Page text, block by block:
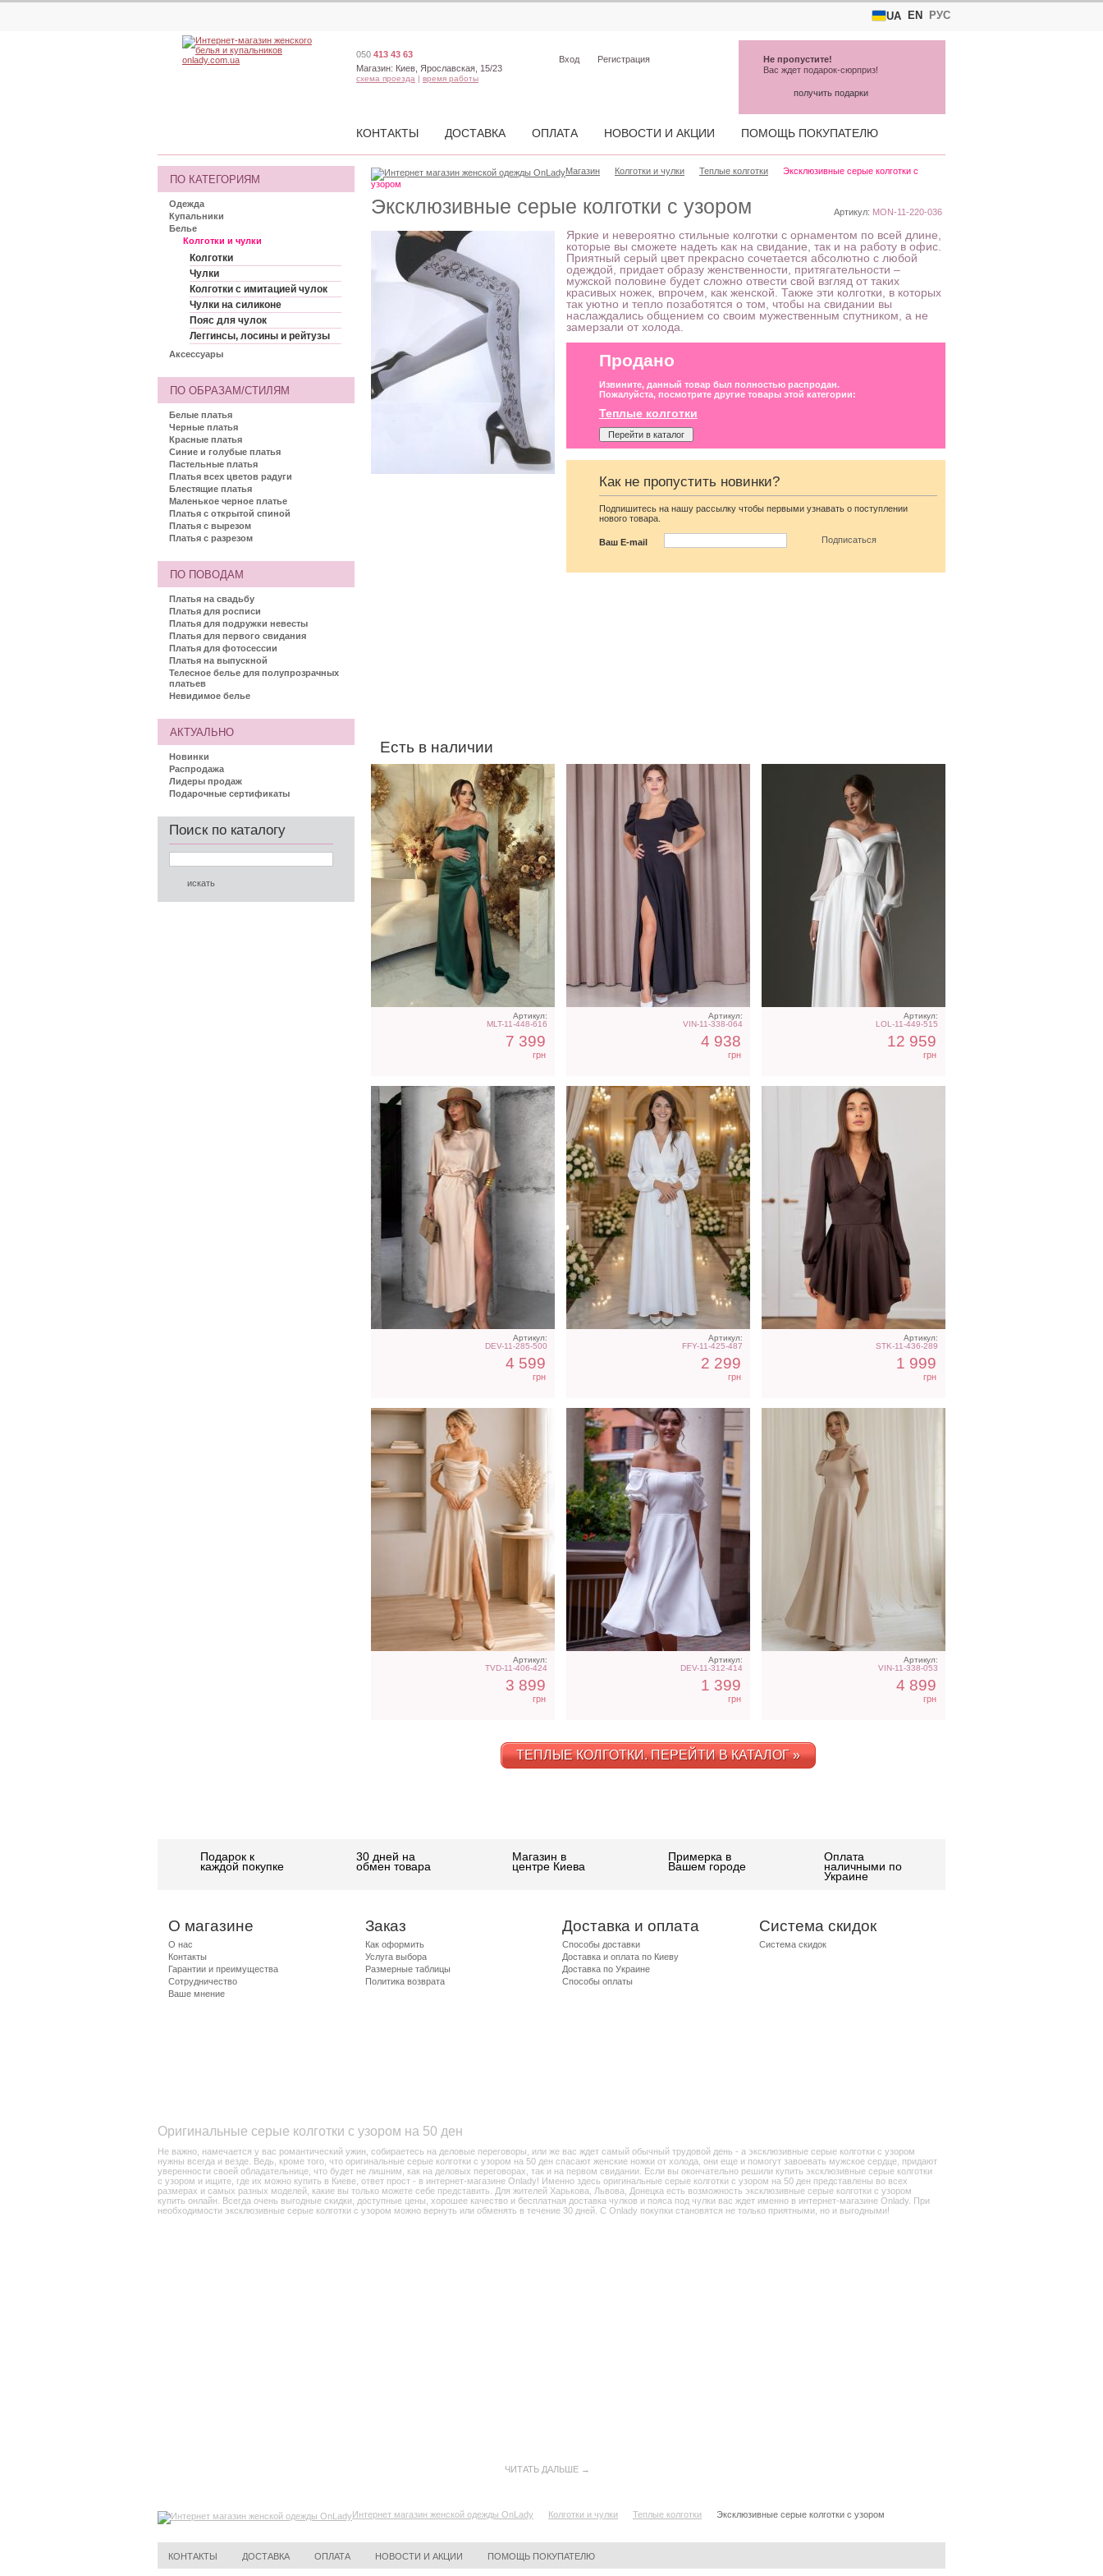
UA EN РУС
Оригинальные серые колготки с узором на 50 ден
Не важно, намечается у вас романтический ужин, собираетесь на деловые переговоры, или же вас ждет самый обычный трудовой день - а эксклюзивные серые колготки с узором
нужны всегда и везде. Ведь, кроме того, что оригинальные серые колготки с узором на 50 ден спасают женские ножки от холода, они еще и помогут завоевать мужское сердце, придают
уверенности своей обладательнице, что будет не лишним, как на деловых переговорах, так и на первом свидании. Если вы окончательно решили купить эксклюзивные серые колготки
с узором и ищите, где их можно купить в Киеве, ответ прост - в интернет-магазине Onlady! Именно здесь оригинальные серые колготки с узором на 50 ден представлены во всех
размерах и самых разных моделей, какие вы только можете себе представить. Для жителей Харькова, Львова, Донецка есть возможность эксклюзивные серые колготки с узором
купить онлайн. Всегда очень выгодные скидки, доступные цены, хорошее качество и бесплатная доставка чулков и пояса под чулки вас ждет именно в интернет-магазине Onlady. При
необходимости эксклюзивные серые колготки с узором можно вернуть или обменять в течение 30 дней. С Onlady покупки становятся не только приятными, но и выгодными!
ЧИТАТЬ ДАЛЬШЕ →
Эксклюзивные серые колготки с узором Артикул: MON-11-220-036
Яркие и невероятно стильные колготки с орнаментом по всей длине,
которые вы сможете надеть как на свидание, так и на работу в офис.
Приятный серый цвет прекрасно сочетается абсолютно с любой
одеждой, придает образу женственности, притягательности –
мужской половине будет сложно отвести свой взгляд от таких
красивых ножек, впрочем, как женской. Также эти колготки, в которых
так уютно и тепло позаботятся о том, чтобы на свидании вы
наслаждались общением со своим мужественным спутником, а не
замерзали от холода.
Продано
Извините, данный товар был полностью распродан.
Пожалуйста, посмотрите другие товары этой категории:
Теплые колготки
Перейти в каталог
Как не пропустить новинки?
Подпишитесь на нашу рассылку чтобы первыми узнавать о поступлении
нового товара.
Ваш E-mail
Есть в наличии
Артикул:
MLT-11-448-616
7 399
грн
Артикул:
VIN-11-338-064
4 938
грн
Артикул:
LOL-11-449-515
12 959
грн
Трендовое шелковое
платье в бежевом цвете
Артикул:
DEV-11-285-500
4 599
грн
Длинное белое вечернее
платье на запах для
невесты
Артикул:
FFY-11-425-487
2 299
грн
Коктейльное короткое
платье-шорты
шоколадного цвета
Артикул:
STK-11-436-289
1 999
грн
Светлое атласное платье
Артикул:
TVD-11-406-424
3 899
грн
Коктейльное классическое
белое платье миди длины
Артикул:
DEV-11-312-414
1 399
грн
Светлое бежевое платье
на короткий рукав
Артикул:
VIN-11-338-053
4 899
грн
ТЕПЛЫЕ КОЛГОТКИ. ПЕРЕЙТИ В КАТАЛОГ »
Магазин Колготки и чулки Теплые колготки
Эксклюзивные серые колготки с
узором
ПО КАТЕГОРИЯМ
Одежда
Купальники
Белье
Колготки и чулки
Колготки
Чулки
Колготки с имитацией чулок
Чулки на силиконе
Пояс для чулок
Леггинсы, лосины и рейтузы
Аксессуары
ПО ОБРАЗАМ/СТИЛЯМ
Белые платья
Черные платья
Красные платья
Синие и голубые платья
Пастельные платья
Платья всех цветов радуги
Блестящие платья
Маленькое черное платье
Платья с открытой спиной
Платья с вырезом
Платья с разрезом
ПО ПОВОДАМ
Платья на свадьбу
Платья для росписи
Платья для подружки невесты
Платья для первого свидания
Платья для фотосессии
Платья на выпускной
Телесное белье для полупрозрачных
платьев
Невидимое белье
АКТУАЛЬНО
Новинки
Распродажа
Лидеры продаж
Подарочные сертификаты
Поиск по каталогу
050 413 43 63
Магазин: Киев, Ярославская, 15/23
схема проезда | время работы
Вход Регистрация
КОНТАКТЫ ДОСТАВКА ОПЛАТА НОВОСТИ И АКЦИИ ПОМОЩЬ ПОКУПАТЕЛЮ
Не пропустите!
Вас ждет подарок-сюрприз!
получить подарки
Подарок к
каждой покупке
30 дней на
обмен товара
Магазин в
центре Киева
Примерка в
Вашем городе
Оплата
наличными по
Украине
О магазине
О нас
Контакты
Гарантии и преимущества
Сотрудничество
Ваше мнение
Заказ
Как оформить
Услуга выбора
Размерные таблицы
Политика возврата
Доставка и оплата
Способы доставки
Доставка и оплата по Киеву
Доставка по Украине
Способы оплаты
Система скидок
Система скидок
Интернет магазин женской одежды OnLady Колготки и чулки Теплые колготки Эксклюзивные серые колготки с узором
КОНТАКТЫ ДОСТАВКА ОПЛАТА НОВОСТИ И АКЦИИ ПОМОЩЬ ПОКУПАТЕЛЮ